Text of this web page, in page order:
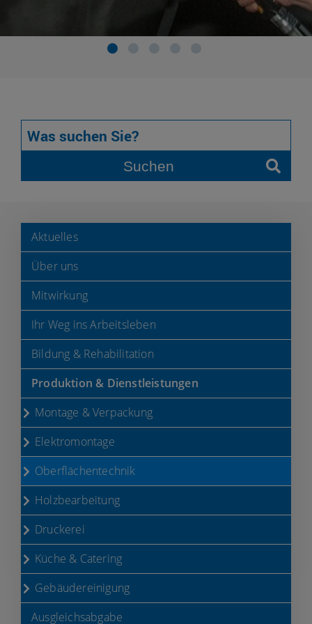
Suchen
Aktuelles
Über uns
Mitwirkung
Ihr Weg ins Arbeitsleben
Bildung & Rehabilitation
Produktion & Dienstleistungen
Montage & Verpackung
Elektromontage
Oberflächentechnik
Holzbearbeitung
Druckerei
Küche & Catering
Gebäudereinigung
Ausgleichsabgabe
Markus Bauer
Arbeitsvorbereitung
JURA-Werkstätten Neumarkt
Hauptwerkstatt
Lährer Weg 109
92318
09181 27 33 500
info@jura-werkstaetten.com
Karte anzeigen